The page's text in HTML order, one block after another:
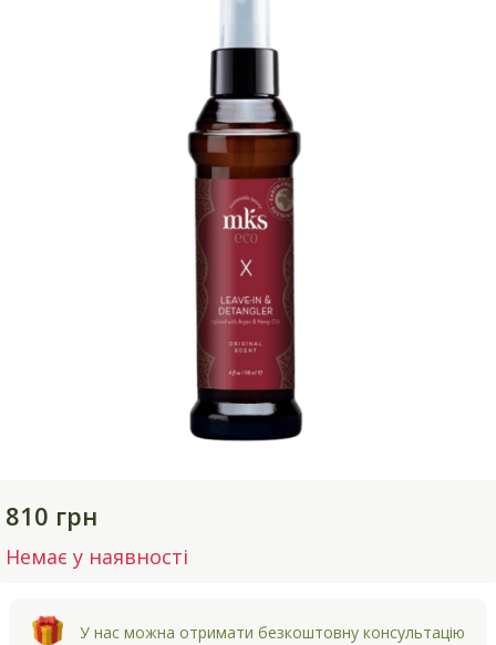
810 грн
Немає у наявності
У нас можна отримати безкоштовну консультацію